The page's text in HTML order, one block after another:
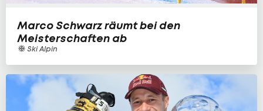
Marco Schwarz räumt bei den
Meisterschaften ab
Ski Alpin